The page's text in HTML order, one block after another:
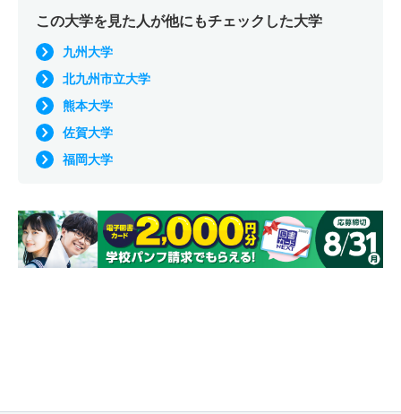
この大学を見た人が他にもチェックした大学
九州大学
北九州市立大学
熊本大学
佐賀大学
福岡大学